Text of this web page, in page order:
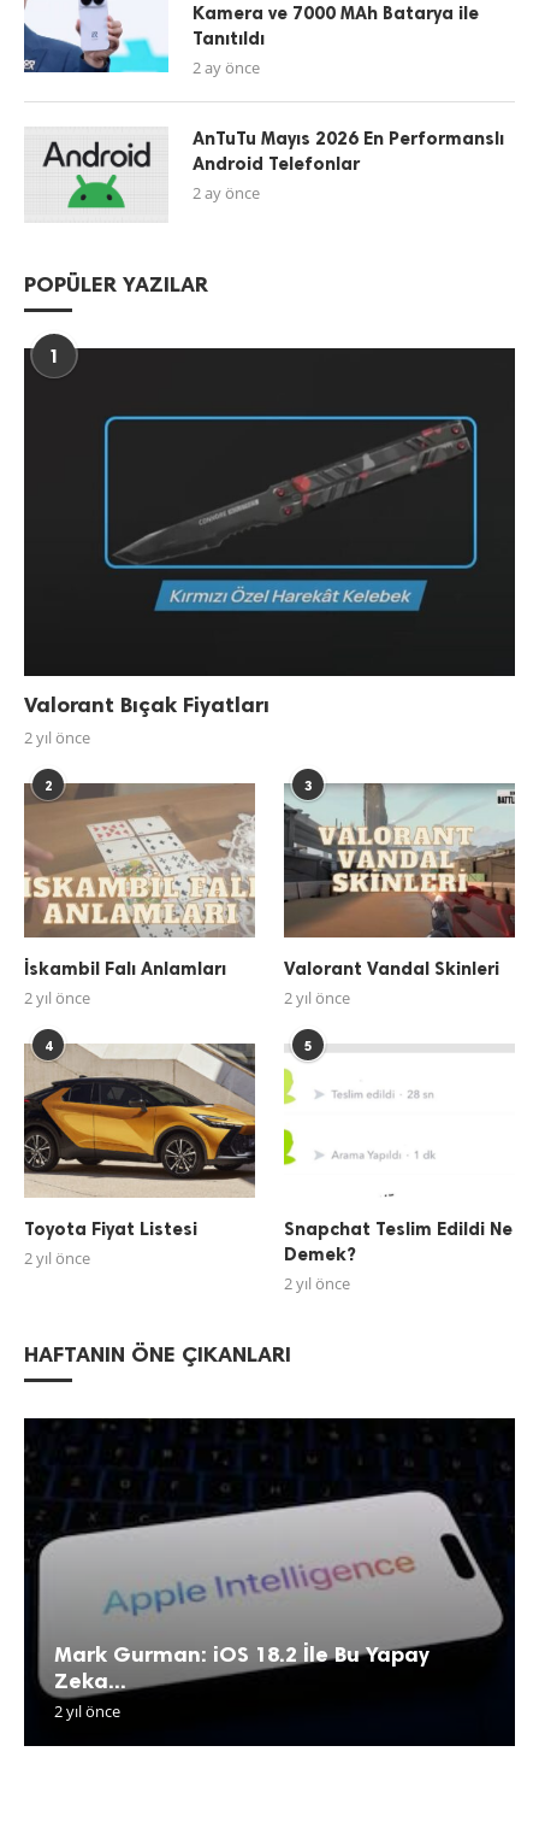
Kamera ve 7000 MAh Batarya ile
Tanıtıldı
2 ay önce
AnTuTu Mayıs 2026 En Performanslı
Android Telefonlar
2 ay önce
POPÜLER YAZILAR
1
Valorant Bıçak Fiyatları
2 yıl önce
2
İskambil Falı Anlamları
2 yıl önce
3
Valorant Vandal Skinleri
2 yıl önce
4
Toyota Fiyat Listesi
2 yıl önce
5
Snapchat Teslim Edildi Ne
Demek?
2 yıl önce
HAFTANIN ÖNE ÇIKANLARI
Mark Gurman: iOS 18.2 İle Bu Yapay
Zeka...
2 yıl önce